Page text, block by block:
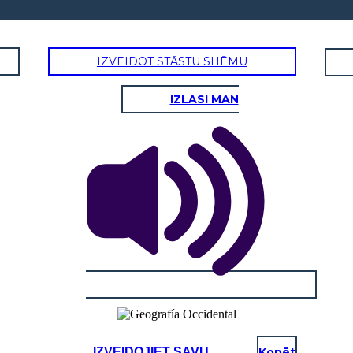
IZVEIDOT STĀSTU SHĒMU
IZLASI MAN